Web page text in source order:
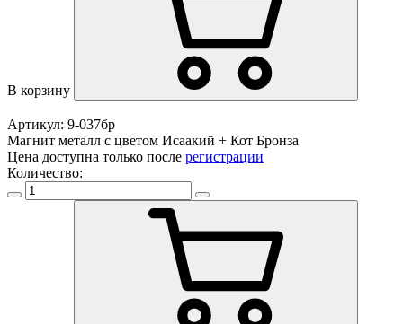
В корзину
Артикул: 9-037бр
Магнит металл с цветом Исаакий + Кот Бронза
Цена доступна только после регистрации
Количество: